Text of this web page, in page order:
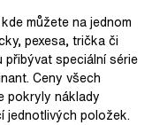
můžete na jednom
pexesa, trička či
speciální série
Ceny všech
pokryly náklady
jednotlivých položek.